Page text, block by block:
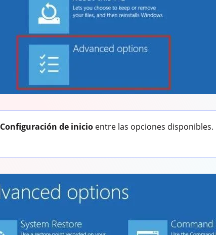
Configuración de inicio entre las opciones disponibles.